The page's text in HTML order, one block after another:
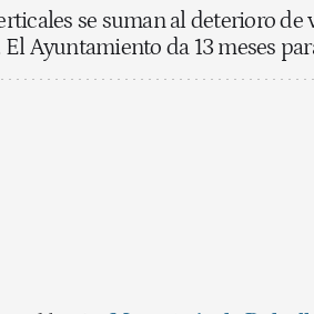
se suman al deterioro
El Ayuntamiento da 13 meses